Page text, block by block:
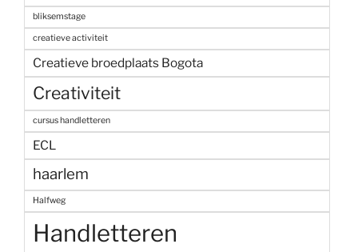
bliksemstage
creatieve activiteit
Creatieve broedplaats Bogota
Creativiteit
cursus handletteren
ECL
haarlem
Halfweg
Handletteren